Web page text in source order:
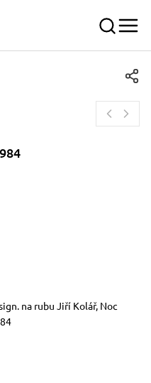
na rubu Jiří Kolář, Noc